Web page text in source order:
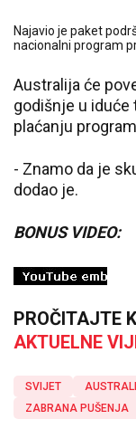
Najavio je paket
nacionalni program
Australija će
godišnje u iduće
plaćanju
- Znamo da je
dodao je.
BONUS VIDEO:
PROČITAJTE
AKTUELNE
SVIJET
ZABRANA PUŠENJA